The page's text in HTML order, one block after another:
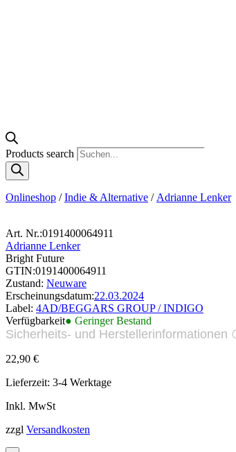
Products search
Onlineshop /Indie & Alternative / Adrianne Lenker
Art. Nr.:0191400064911
Adrianne Lenker
Bright Future
GTIN:0191400064911
Zustand: Neuware
Erscheinungsdatum:22.03.2024
Label: 4AD/BEGGARS GROUP / INDIGO
Verfügbarkeit● Geringer Bestand
Sicherheits- und Herstellerinformationen
22,90 €
Lieferzeit: 3-4 Werktage
Inkl. MwSt
zzgl Versandkosten